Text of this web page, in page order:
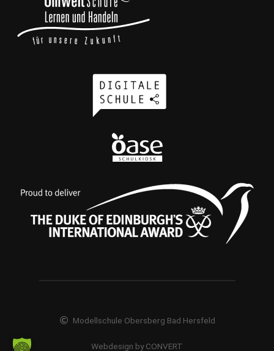
Modellschule Obersberg Bad Hersfeld
Webdesign by CONVERT